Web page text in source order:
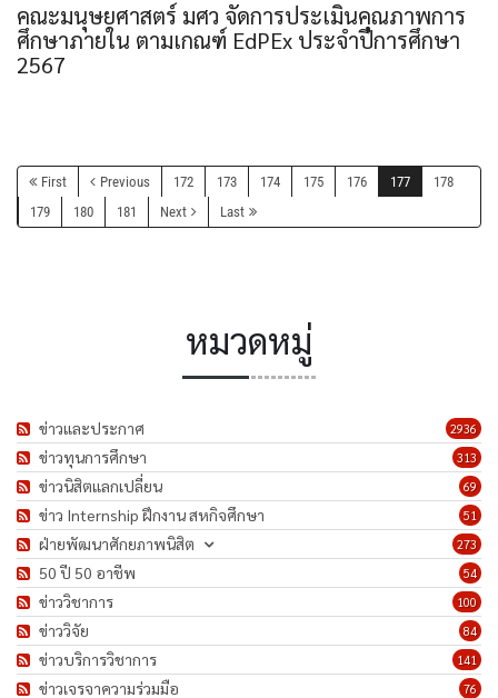
คณะมนุษยศาสตร์ มศว จัดการประเมินคุณภาพการ
ศึกษาภายใน ตามเกณฑ์ EdPEx ประจำปีการศึกษา
2567
First Previous 172 173 174 175 176 177
178
179
180 181 Next Last
หมวดหมู่
2936
ข่าวและประกาศ
313
ข่าวทุนการศึกษา
69
ข่าวนิสิตแลกเปลี่ยน
51
ข่าว Internship ฝึกงาน สหกิจศึกษา
273
ฝ่ายพัฒนาศักยภาพนิสิต
54
50 ปี 50 อาชีพ
100
ข่าววิชาการ
84
ข่าววิจัย
141
ข่าวบริการวิชาการ
76
ข่าวเจรจาความร่วมมือ